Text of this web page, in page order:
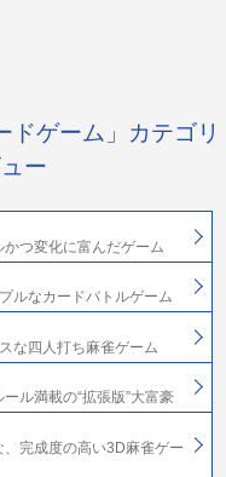
ドゲーム」カテゴリ
ー
つ変化に富んだゲーム
ルなカードバトルゲーム
な四人打ち麻雀ゲーム
ル満載の“拡張版”大富豪
完成度の高い3D麻雀ゲー